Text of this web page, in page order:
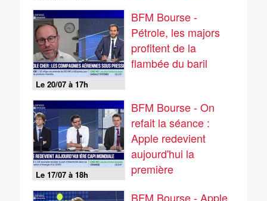
Le 20/07 à 17h
BFM Bourse -
Pétrole, les majors
profitent de la
flambée du baril
Le 17/07 à 18h
BFM Bourse - On
refait la séance :
Apple redevient
aujourd'hui la
première
BFM Bourse - Apple